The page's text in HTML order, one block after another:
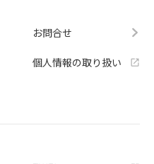
お問合せ
個人情報の取り扱い